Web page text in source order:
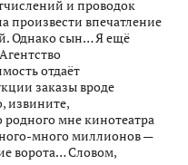
и проводок
произвести впечатление
Однако сын… Я ещё
отдаёт
заказы вроде
извините,
родного мне кинотеатра
много миллионов —
ворота… Словом,